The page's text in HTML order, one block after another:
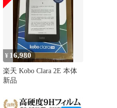
¥ 16,980
楽天 Kobo Clara 2E 本体
新品